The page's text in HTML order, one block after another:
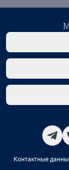
Контактные